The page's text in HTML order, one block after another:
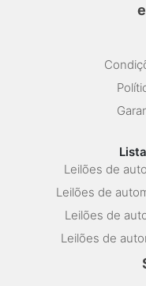
Leilões de
Leilões de
Leilões de
Leilões de